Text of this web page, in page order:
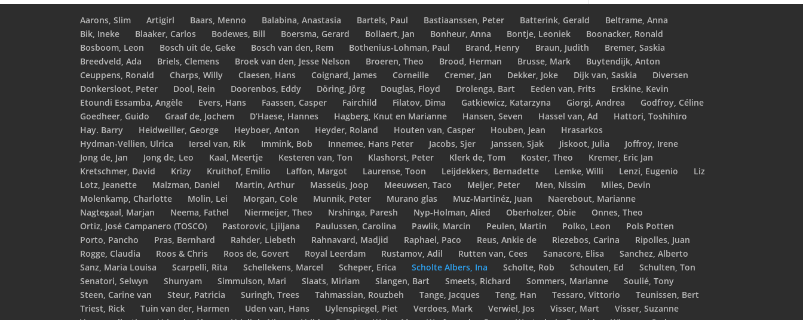
Aarons, Slim Artigirl Baars, Menno Balabina, Anastasia Bartels, Paul Bastiaanssen, Peter Batterink, Gerald
Beltrame, Anna
Bik, Ineke
Blaaker, Carlos Bodewes, Bill Boersma, Gerard Bollaert, Jan Bonheur, Anna Bontje, Leoniek
Boonacker, Ronald
Bosboom, Leon
Bosch uit de, Geke Bosch van den, Rem Bothenius-Lohman, Paul Brand, Henry Braun, Judith
Bremer, Saskia
Breedveld, Ada
Briels, Clemens Broek van den, Jesse Nelson Broeren, Theo Brood, Herman Brusse, Mark
Buytendijk, Anton
Ceuppens, Ronald
Charps, Willy Claesen, Hans Coignard, James Corneille Cremer, Jan Dekker, Joke Dijk van, Saskia
Diversen
Donkersloot, Peter
Dool, Rein Doorenbos, Eddy Döring, Jörg Douglas, Floyd Drolenga, Bart Eeden van, Frits
Erskine, Kevin
Etoundi Essamba, Angèle
Evers, Hans Faassen, Casper Fairchild Filatov, Dima Gatkiewicz, Katarzyna Giorgi, Andrea
Godfroy, Céline
Goedheer, Guido
Graaf de, Jochem D’Haese, Hannes Hagberg, Knut en Marianne Hansen, Seven Hassel van, Ad
Hattori, Toshihiro
Hay. Barry
Heidweiller, George Heyboer, Anton Heyder, Roland Houten van, Casper Houben, Jean
Hrasarkos
Hydman-Vellien, Ulrica
Iersel van, Rik Immink, Bob Innemee, Hans Peter Jacobs, Sjer Janssen, Sjak Jiskoot, Julia
Joffroy, Irene
Jong de, Jan
Jong de, Leo Kaal, Meertje Kesteren van, Ton Klashorst, Peter Klerk de, Tom Koster, Theo
Kremer, Eric Jan
Kretschmer, David
Krizy Kruithof, Emilio Laffon, Margot Laurense, Toon Leijdekkers, Bernadette Lemke, Willi Lenzi, Eugenio
Liz
Lotz, Jeanette
Malzman, Daniel Martin, Arthur Masseüs, Joop Meeuwsen, Taco Meijer, Peter Men, Nissim
Miles, Devin
Molenkamp, Charlotte
Molin, Lei Morgan, Cole Munnik, Peter Murano glas Muz-Martinéz, Juan
Naerebout, Marianne
Nagtegaal, Marjan
Neema, Fathel Niermeijer, Theo Nrshinga, Paresh Nyp-Holman, Alied Oberholzer, Obie
Onnes, Theo
Ortiz, José Campanero (TOSCO)
Pastorovic, Ljiljana Paulussen, Carolina Pawlik, Marcin Peulen, Martin Polko, Leon
Pols Potten
Porto, Pancho
Pras, Bernhard Rahder, Liebeth Rahnavard, Madjid Raphael, Paco Reus, Ankie de Riezebos, Carina
Ripolles, Juan
Rogge, Claudia
Roos & Chris Roos de, Govert Royal Leerdam Rustamov, Adil Rutten van, Cees Sanacore, Elisa
Sanchez, Alberto
Sanz, Maria Louisa
Scarpelli, Rita Schellekens, Marcel Scheper, Erica Scholte Albers, Ina Scholte, Rob Schouten, Ed
Schulten, Ton
Senatori, Selwyn
Shunyam Simmulson, Mari Slaats, Miriam Slangen, Bart Smeets, Richard Sommers, Marianne
Soulié, Tony
Steen, Carine van
Steur, Patricia Suringh, Trees Tahmassian, Rouzbeh Tange, Jacques Teng, Han Tessaro, Vittorio
Teunissen, Bert
Triest, Rick
Tuin van der, Harmen Uden van, Hans Uylenspiegel, Piet Verdoes, Mark Verwiel, Jos Visser, Mart
Visser, Suzanne